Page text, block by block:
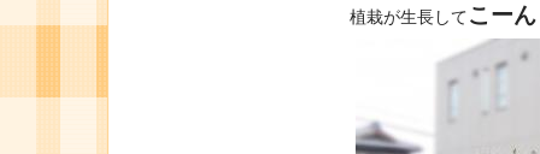
植栽が生長してこー